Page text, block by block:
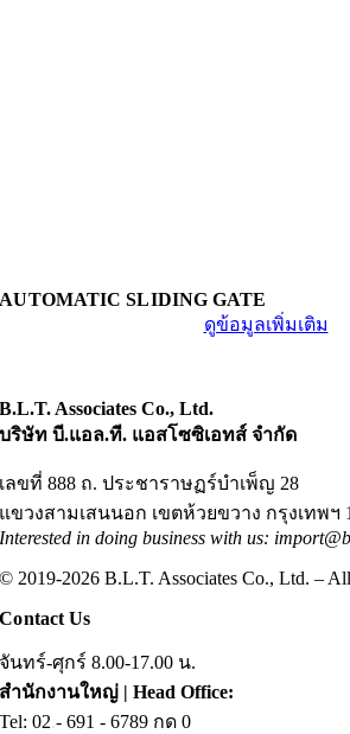
AUTOMATIC SLIDING GATE
ดูข้อมูลเพิ่มเติม
B.L.T. Associates Co., Ltd.
บริษัท บี.แอล.ที. แอสโซซิเอทส์ จำกัด
เลขที่ 888 ถ. ประชาราษฏร์บำเพ็ญ 28
แขวงสามเสนนอก เขตห้วยขวาง กรุงเทพฯ
Interested in doing business with us:
© 2019-2026 B.L.T. Associates Co., Ltd. –
Contact Us
จันทร์-ศุกร์ 8.00-17.00 น.
สำนักงานใหญ่ | Head Office:
Tel: 02.- 691 - 6789 กด 0